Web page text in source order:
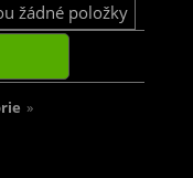
žádné položky
»